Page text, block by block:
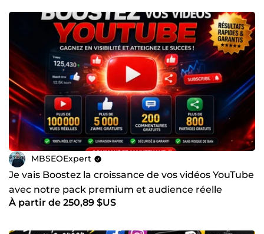
MBSEOExpert
Je vais Boostez la croissance de vos vidéos YouTube
avec notre pack premium et audience réelle
À partir de 250,89 $US